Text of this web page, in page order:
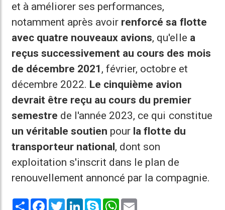
et à améliorer ses performances,
notamment après avoir renforcé sa flotte
avec quatre nouveaux avions, qu'elle a
reçus successivement au cours des mois
de décembre 2021 , février, octobre et
décembre 2022. Le cinquième avion
devrait être reçu au cours du premier
semestre de l'année 2023, ce qui constitue
un véritable soutien pour la flotte du
transporteur national, dont son
exploitation s'inscrit dans le plan de
renouvellement annoncé par la compagnie.
Share Facebook
TwitterLinkedInSkype WhatsApp